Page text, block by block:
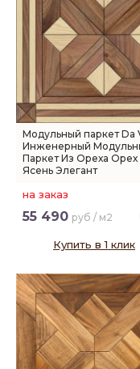
Модульный паркет Da
Инженерный
Паркет Из Ореха Орех
Ясень Элегант
на заказ
55 490 руб / м2
Купить в 1 клик